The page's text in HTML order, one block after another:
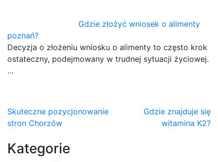
Gdzie złożyć wniosek o alimenty
poznań?
Decyzja o złożeniu wniosku o alimenty to często krok
ostateczny, podejmowany w trudnej sytuacji życiowej.
…
Nawigacja
wpisu
Skuteczne pozycjonowanie
stron Chorzów
Gdzie znajduje się
witamina K2?
Kategorie